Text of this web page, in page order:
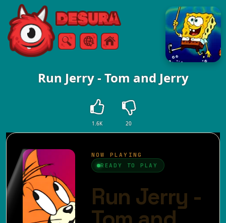
Free Online Games
ТърсенеМеню
Run Jerry - Tom and Jerry
1.6K 20